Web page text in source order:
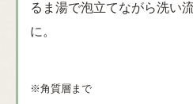
るま湯で泡立てながら洗い
に。
※角質層まで